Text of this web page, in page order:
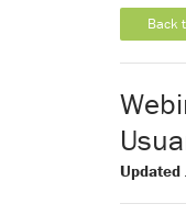
Back